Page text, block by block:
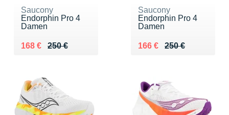
Saucony
Endorphin Pro 4
Damen
250 €
Au lieu de 250 €
168 €
Vendu 168 €
Saucony
Endorphin Pro 4
Damen
250 €
Au lieu de 250 €
166 €
Vendu 166 €